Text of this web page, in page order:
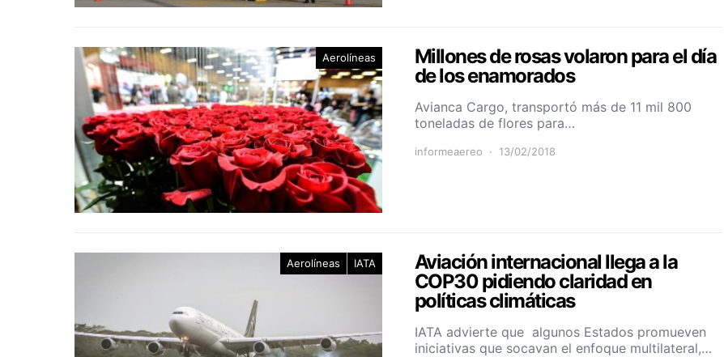
Aerolíneas
Millones de rosas volaron para el día
de los enamorados
Avianca Cargo, transportó más de 11 mil 800
toneladas de flores para…
informeaereo 13/02/2018
Aerolíneas IATA
Aviación internacional llega a la
COP30 pidiendo claridad en
políticas climáticas
IATA advierte que algunos Estados promueven
iniciativas que socavan el enfoque multilateral,…